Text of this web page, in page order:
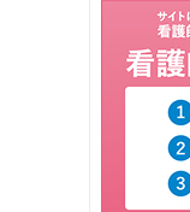
年収800万円〜1,000
【職種】施工管理＞電気
員属性などに応じ、当該
11月入社／東京／転
由闊達風土福利厚生〇
サントリーホールディン
昇